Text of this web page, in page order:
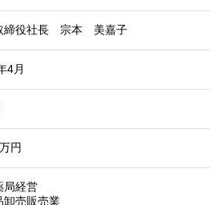
締役社長 宗本 美嘉子
4月
円
局経営
卸売販売業